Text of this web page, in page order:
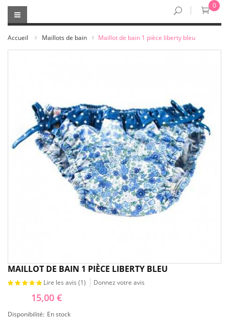
0
Accueil Maillots de bain Maillot de bain 1 pièce liberty bleu
MAILLOT DE BAIN 1 PIÈCE LIBERTY BLEU
Lire les avis (1) Donnez votre avis
15,00 €
Disponibilité: En stock